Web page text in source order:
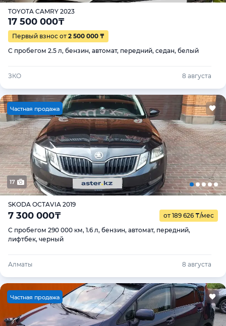
TOYOTA CAMRY 2023
17 500 000₸
Первый взнос от 2 500 000 ₸
С пробегом 2.5 л, бензин, автомат, передний, седан, белый
ЗКО 8 августа
Частная продажа
17
SKODA OCTAVIA 2019
7 300 000₸ от 189 626 ₸/мес
С пробегом 290 000 км, 1.6 л, бензин, автомат, передний,
лифтбек, черный
Алматы 8 августа
Частная продажа